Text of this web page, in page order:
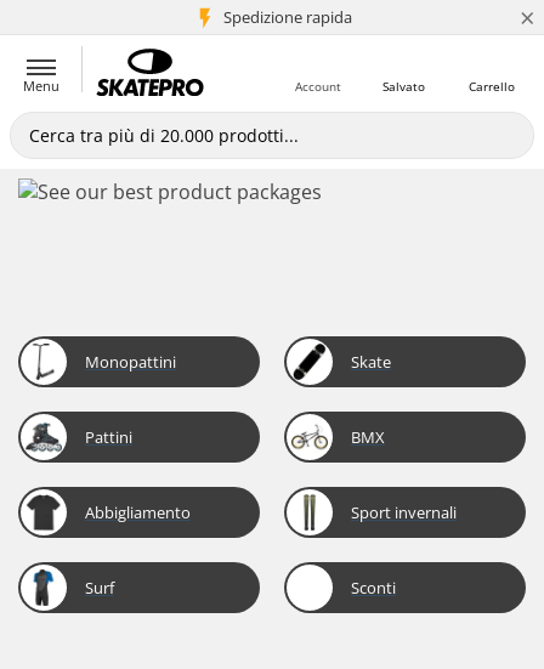
Spedizione rapida
+5 mln di clienti ×
Menu Carrello
Salvato
Account
Monopattini Skate
Pattini BMX
Abbigliamento Sport invernali
Surf Sconti